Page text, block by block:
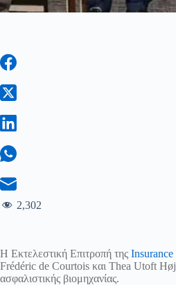
2,302
Η Εκτελεστική Επιτροπή της
Frédéric de Courtois και Thea Utoft Høj
ασφαλιστικής βιομηχανίας.